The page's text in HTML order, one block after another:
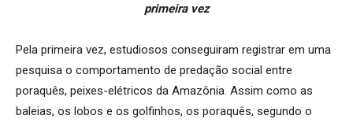
primeira vez
Pela primeira vez, estudiosos conseguiram registrar em uma
pesquisa o comportamento de predação social entre
poraquês, peixes-elétricos da Amazônia. Assim como as
baleias, os lobos e os golfinhos, os poraquês, segundo o